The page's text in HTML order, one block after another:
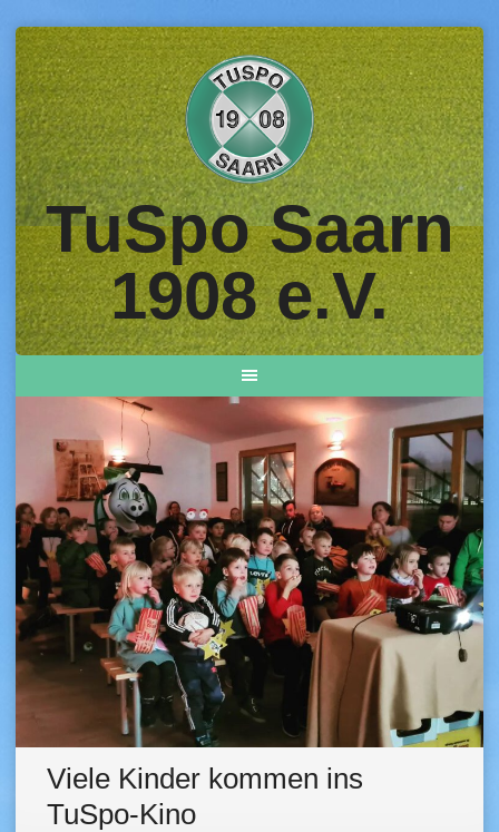
Skip
to
content
TuSpo Saarn
1908 e.V.
Viele Kinder kommen ins
TuSpo-Kino